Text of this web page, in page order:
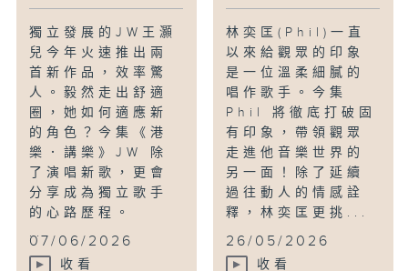
獨立發展的JW王灝
兒今年火速推出兩
首新作品，效率驚
人。毅然走出舒適
圈，她如何適應新
的角色？今集《港
樂．講樂》JW 除
了演唱新歌，更會
分享成為獨立歌手
的心路歷程。
...
07/06/2026
收看
林奕匡(Phil)一直
以來給觀眾的印象
是一位溫柔細膩的
唱作歌手。今集
Phil 將徹底打破固
有印象，帶領觀眾
走進他音樂世界的
另一面！除了延續
過往動人的情感詮
釋，林奕匡更挑...
26/05/2026
收看